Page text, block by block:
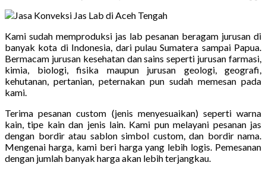
Kami sudah memproduksi jas lab pesanan beragam jurusan di
banyak kota di Indonesia, dari pulau Sumatera sampai Papua.
Bermacam jurusan kesehatan dan sains seperti jurusan farmasi,
kimia, biologi, fisika maupun jurusan geologi, geografi,
kehutanan, pertanian, peternakan pun sudah memesan pada
kami.
Terima pesanan custom (jenis menyesuaikan) seperti warna
kain, tipe kain dan jenis lain. Kami pun melayani pesanan jas
dengan bordir atau sablon simbol custom, dan bordir nama.
Mengenai harga, kami beri harga yang lebih logis. Pemesanan
dengan jumlah banyak harga akan lebih terjangkau.